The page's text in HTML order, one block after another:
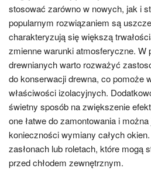
stosować zarówno w nowych, jak i
popularnym rozwiązaniem są
charakteryzują się większą
zmienne warunki atmosferyczne. W
drewnianych warto rozważyć
do konserwacji drewna, co pomoże
właściwości izolacyjnych.
świetny sposób na zwiększenie
one łatwe do zamontowania i
konieczności wymiany całych
zasłonach lub roletach, które mogą
przed chłodem zewnętrznym.